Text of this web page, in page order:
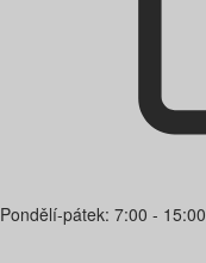
Pondělí-pátek: 7:00 - 15:00